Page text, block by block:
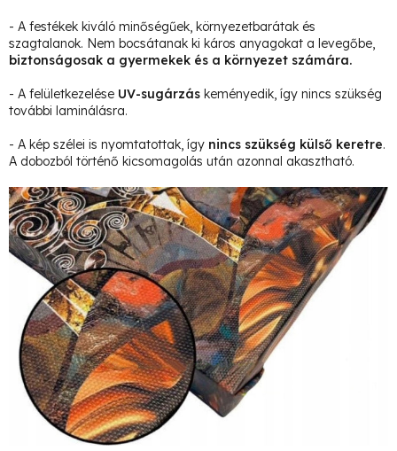
- A festékek kiváló minőségűek, környezetbarátak és
szagtalanok. Nem bocsátanak ki káros anyagokat a levegőbe,
biztonságosak a gyermekek és a környezet számára.
- A felületkezelése UV-sugárzás keményedik, így nincs szükség
további laminálásra.
- A kép szélei is nyomtatottak, így nincs szükség külső keretre.
A dobozból történő kicsomagolás után azonnal akasztható.